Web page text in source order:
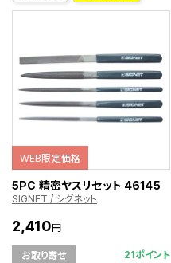
WEB限定価格
5PC 精密ヤスリセット 46145
SIGNET / シグネット
2,410円
お取り寄せ 21ポイント